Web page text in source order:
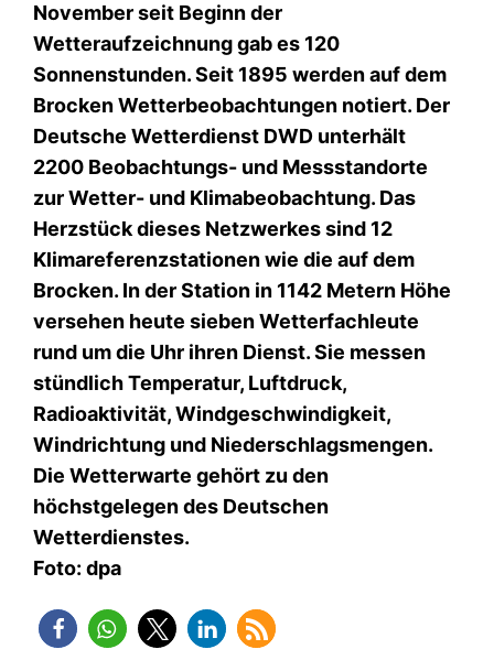
November seit Beginn der
Wetteraufzeichnung gab es 120
Sonnenstunden. Seit 1895 werden auf dem
Brocken Wetterbeobachtungen notiert. Der
Deutsche Wetterdienst DWD unterhält
2200 Beobachtungs- und Messstandorte
zur Wetter- und Klimabeobachtung. Das
Herzstück dieses Netzwerkes sind 12
Klimareferenzstationen wie die auf dem
Brocken. In der Station in 1142 Metern Höhe
versehen heute sieben Wetterfachleute
rund um die Uhr ihren Dienst. Sie messen
stündlich Temperatur, Luftdruck,
Radioaktivität, Windgeschwindigkeit,
Windrichtung und Niederschlagsmengen.
Die Wetterwarte gehört zu den
höchstgelegen des Deutschen
Wetterdienstes.
Foto: dpa